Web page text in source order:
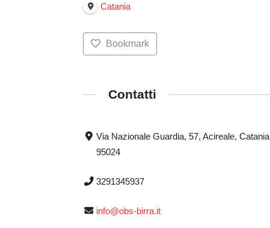
Catania
Bookmark
Contatti
Via Nazionale Guardia, 57, Acireale, Catania
95024
3291345937
info@obs-birra.it